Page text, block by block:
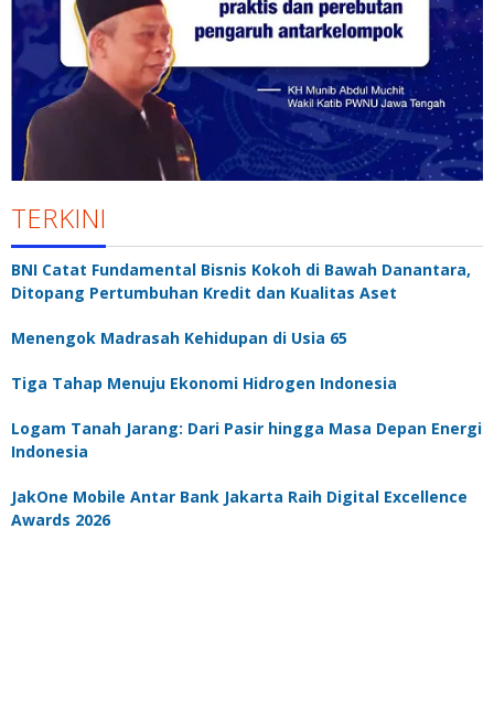
TERKINI
BNI Catat Fundamental Bisnis Kokoh di Bawah Danantara,
Ditopang Pertumbuhan Kredit dan Kualitas Aset
Menengok Madrasah Kehidupan di Usia 65
Tiga Tahap Menuju Ekonomi Hidrogen Indonesia
Logam Tanah Jarang: Dari Pasir hingga Masa Depan Energi
Indonesia
JakOne Mobile Antar Bank Jakarta Raih Digital Excellence
Awards 2026